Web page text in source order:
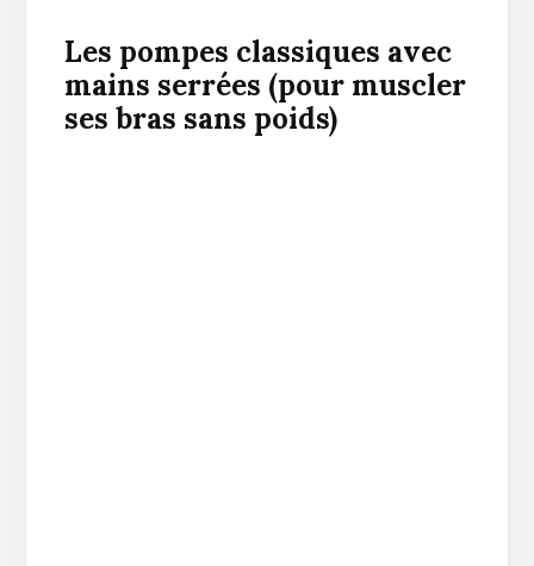
Les pompes classiques avec
mains serrées (pour muscler
ses bras sans poids)